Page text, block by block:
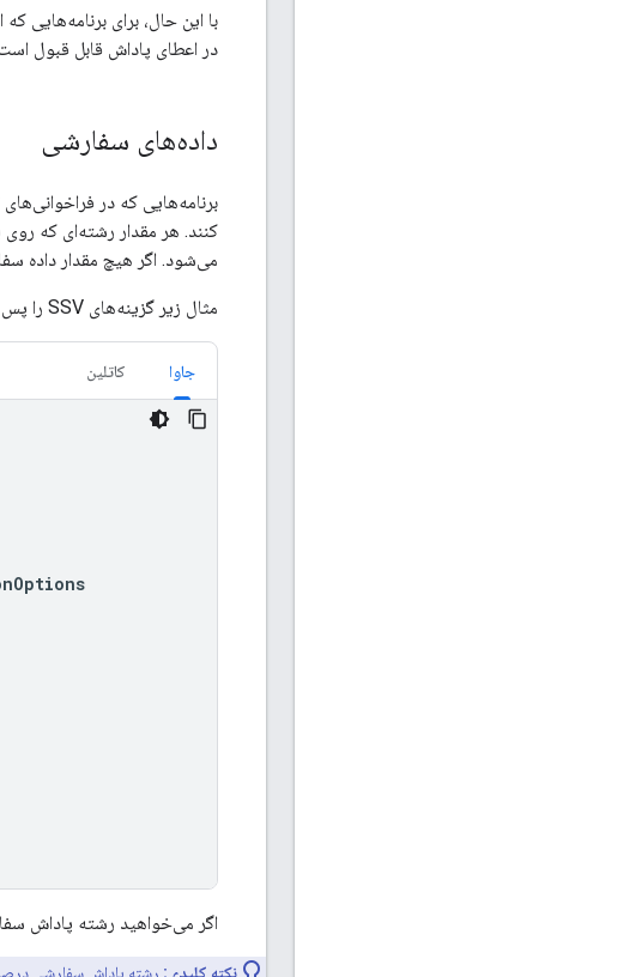
با این حال، برای برنامه‌هایی
در اعطای پاداش قابل قبول
داده‌های سفارشی
برنامه‌هایی که در
کنند. هر مقدار رشته‌ای که
می‌شود. اگر هیچ مقدار داده
مثال زیر گزینه‌های SSV را پس از بارگذاری تبلیغ جایزه‌دار تنظیم می‌کند:
جاوا کاتلین
اگر می‌خواهید رشته پاداش
نکته کلیدی: رشته پاداش سفارشی